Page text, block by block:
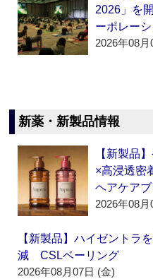
2026」を
ーポレー
2026年08
新薬・新製品情報
【新製品
×高浸透密
ヘアケア
2026年08
【新製品】ハイゼントラ
減 CSLベーリング
2026年08月07日 (金)